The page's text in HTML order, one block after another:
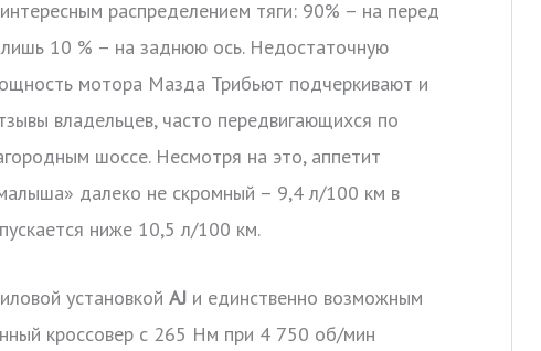
распределением тяги: 90% – на перед
10 % – на заднюю ось. Недостаточную
мотора Мазда Трибьют подчеркивают и
владельцев, часто передвигающихся по
шоссе. Несмотря на это, аппетит
далеко не скромный – 9,4 л/100 км в
ниже 10,5 л/100 км.
установкой AJ и единственно возможным
кроссовер с 265 Нм при 4 750 об/мин